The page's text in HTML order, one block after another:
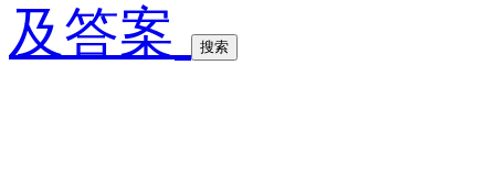
及答案
搜索